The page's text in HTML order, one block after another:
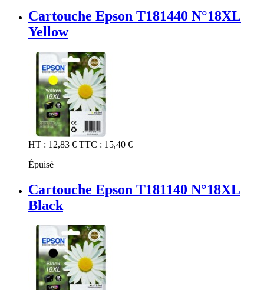
Cartouche Epson T181440 N°18XL
Yellow
HT : 12,83 € TTC : 15,40 €
Épuisé
Cartouche Epson T181140 N°18XL
Black